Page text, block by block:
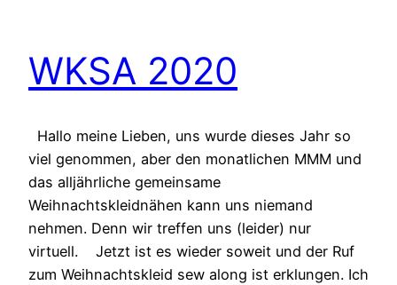
WKSA 2020
Hallo meine Lieben, uns wurde dieses Jahr so
viel genommen, aber den monatlichen MMM und
das alljährliche gemeinsame
Weihnachtskleidnähen kann uns niemand
nehmen. Denn wir treffen uns (leider) nur
virtuell. Jetzt ist es wieder soweit und der Ruf
zum Weihnachtskleid sew along ist erklungen. Ich